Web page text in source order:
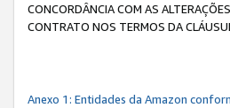
CONCORDÂNCIA COM AS
CONTRATO NOS TERMOS DA
Anexo 1: Entidades da Amazon